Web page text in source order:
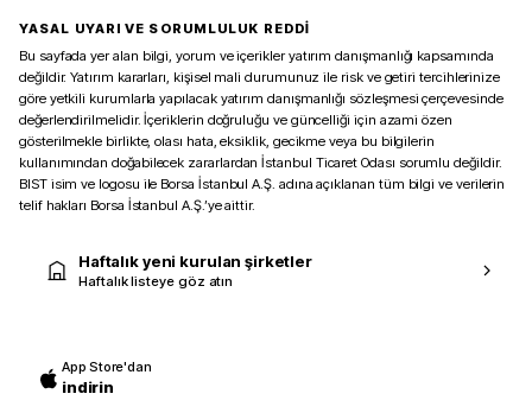
YASAL UYARI VE SORUMLULUK REDDİ
Bu sayfada yer alan bilgi, yorum ve içerikler yatırım danışmanlığı kapsamında
değildir. Yatırım kararları, kişisel mali durumunuz ile risk ve getiri tercihlerinize
göre yetkili kurumlarla yapılacak yatırım danışmanlığı sözleşmesi çerçevesinde
değerlendirilmelidir. İçeriklerin doğruluğu ve güncelliği için azami özen
gösterilmekle birlikte, olası hata, eksiklik, gecikme veya bu bilgilerin
kullanımından doğabilecek zararlardan İstanbul Ticaret Odası sorumlu değildir.
BIST isim ve logosu ile Borsa İstanbul A.Ş. adına açıklanan tüm bilgi ve verilerin
telif hakları Borsa İstanbul A.Ş.’ye aittir.
Haftalık yeni kurulan şirketler
Haftalık listeye göz atın
App Store'dan
indirin